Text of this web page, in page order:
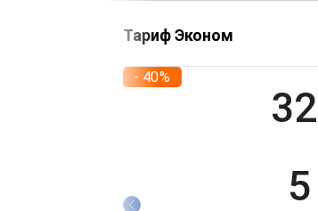
Тариф Эконом
- 40%